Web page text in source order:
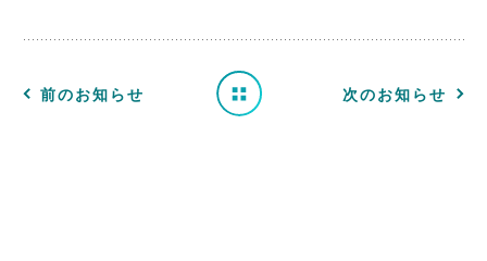
前のお知らせ
せ
一 次のお知らせ